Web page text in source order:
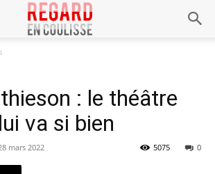
: le théâtre
va si bien
mars 2022 0
5075